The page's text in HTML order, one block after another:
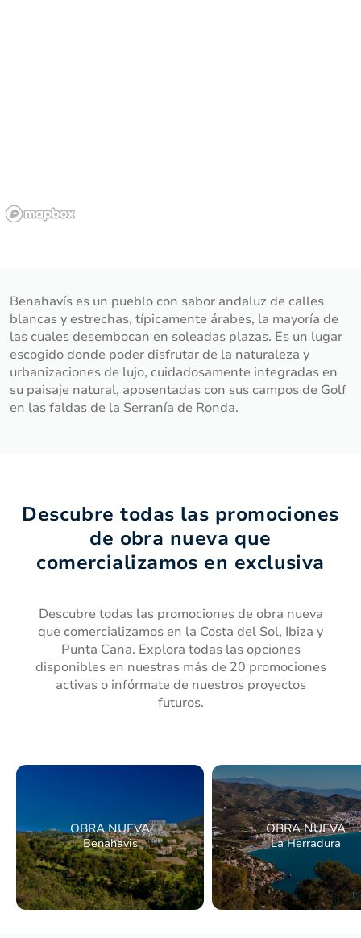
Benahavís es un pueblo con sabor andaluz de calles
blancas y estrechas, típicamente árabes, la mayoría de
las cuales desembocan en soleadas plazas. Es un lugar
escogido donde poder disfrutar de la naturaleza y
urbanizaciones de lujo, cuidadosamente integradas en
su paisaje natural, aposentadas con sus campos de Golf
en las faldas de la Serranía de Ronda.
Descubre todas las promociones
de obra nueva que
comercializamos en exclusiva
Descubre todas las promociones de obra nueva
que comercializamos en la Costa del Sol, Ibiza y
Punta Cana. Explora todas las opciones
disponibles en nuestras más de 20 promociones
activas o infórmate de nuestros proyectos
futuros.
OBRA NUEVA
Benahavis
OBRA NUEVA
La Herradura